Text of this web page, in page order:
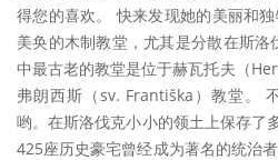
得您的喜欢。 快来发现她的美丽和
美奂的木制教堂，尤其是分散在斯
中最古老的教堂是位于赫瓦托夫（
弗朗西斯（sv. Františka）教堂。
哟。在斯洛伐克小小的领土上保存了
425座历史豪宅曾经成为著名的统治